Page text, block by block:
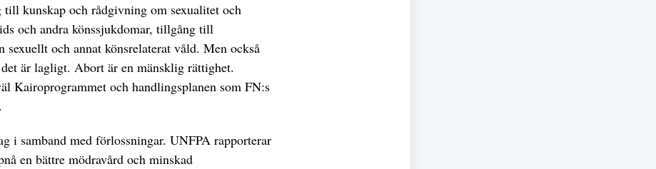
kunskap och rådgivning om sexualitet och
och andra könssjukdomar, tillgång till
och annat könsrelaterat våld. Men också
är lagligt. Abort är en mänsklig rättighet.
Kairoprogrammet och handlingsplanen som FN:s
i samband med förlossningar. UNFPA rapporterar
en bättre mödravård och minskad